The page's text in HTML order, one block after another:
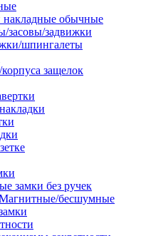
накладные обычные
засовы/задвижки
шпингалеты
защелок
замки без ручек
бесшумные